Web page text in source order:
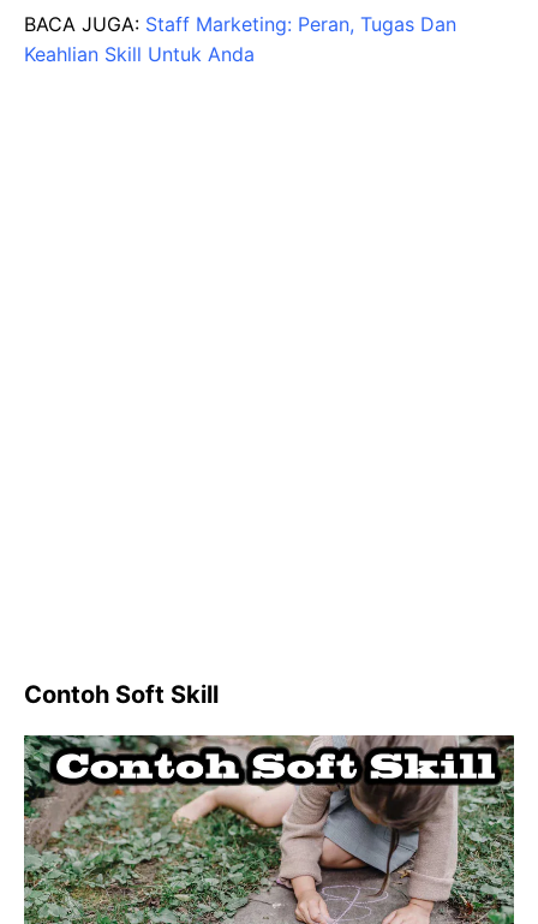
BACA JUGA: Staff Marketing: Peran, Tugas Dan
Keahlian Skill Untuk Anda
Contoh Soft Skill